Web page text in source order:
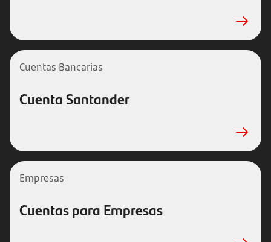
Cuentas Bancarias
Cuenta Santander
Empresas
Cuentas para Empresas